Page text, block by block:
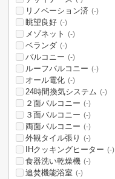
リノベーション済 (-)
眺望良好 (-)
メゾネット (-)
ベランダ (-)
バルコニー (-)
ルーフバルコニー (-)
オール電化 (-)
24時間換気システム (-)
２面バルコニー (-)
３面バルコニー (-)
両面バルコニー (-)
外観タイル張り (-)
IHクッキングヒーター (-)
食器洗い乾燥機 (-)
追焚機能浴室 (-)